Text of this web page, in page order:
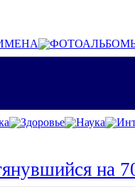
Здоровье Наука
на